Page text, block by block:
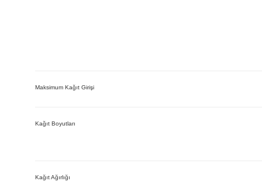
Maksimum Kağıt Girişi
Kağıt Boyutları
Kağıt Ağırlığı